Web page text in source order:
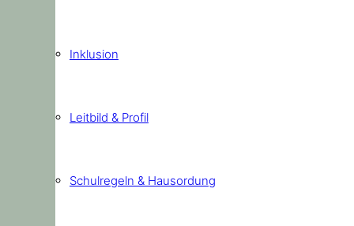
Inklusion
Leitbild & Profil
Schulregeln & Hausordung